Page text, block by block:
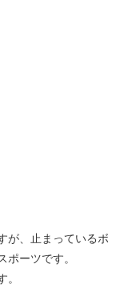
が、止まっているボ
ーツです。